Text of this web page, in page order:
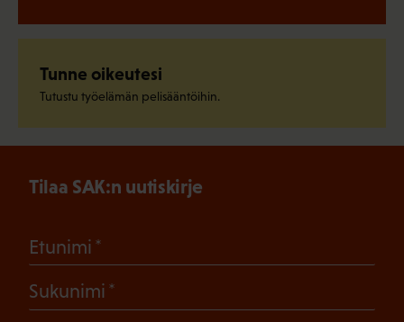
Tunne oikeutesi
Tutustu työelämän pelisääntöihin.
Tilaa SAK:n uutiskirje
Etunimi
Sukunimi